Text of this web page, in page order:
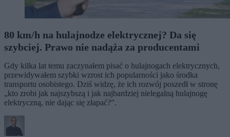
80 km/h na hulajnodze elektrycznej? Da się
szybciej. Prawo nie nadąża za producentami
Gdy kilka lat temu zaczynałem pisać o hulajnogach elektrycznych,
przewidywałem szybki wzrost ich popularności jako środka
transportu osobistego. Dziś widzę, że ich rozwój poszedł w stronę
„kto zrobi jak najszybszą i jak najbardziej nielegalną hulajnogę
elektryczną, nie dając się złapać?”.